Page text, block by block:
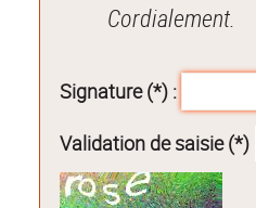
Cordialement.
Signature (*) :
Validation de saisie (*)